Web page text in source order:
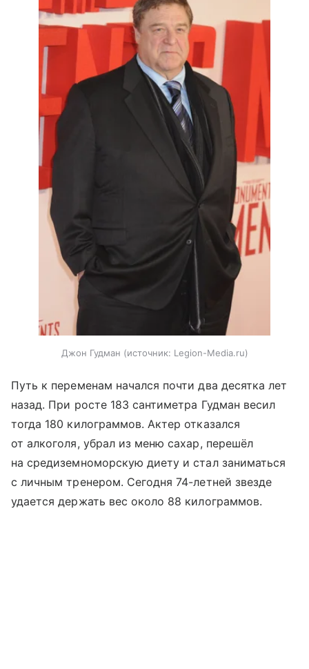
Джон Гудман источник: Legion-Media.ru
Путь к переменам начался почти два десятка лет
назад. При росте 183 сантиметра Гудман весил
тогда 180 килограммов. Актер отказался
от алкоголя, убрал из меню сахар, перешёл
на средиземноморскую диету и стал заниматься
с личным тренером. Сегодня 74-летней звезде
удается держать вес около 88 килограммов.